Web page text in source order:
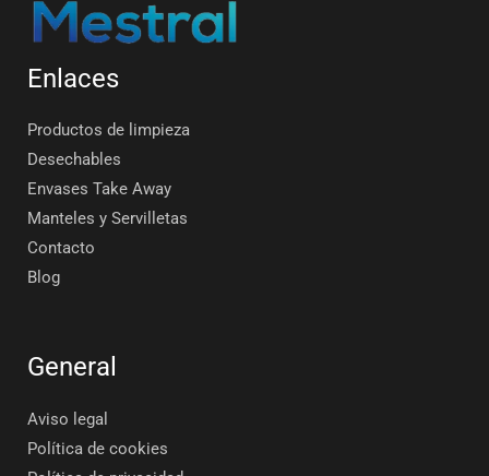
Enlaces
Productos de limpieza
Desechables
Envases Take Away
Manteles y Servilletas
Contacto
Blog
General
Aviso legal
Política de cookies